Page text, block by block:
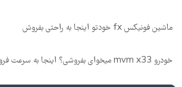
ماشین فونیکس fx خودتو اینجا به راحتی بفروش
خودرو mvm x33 میخوای بفروشی؟ اینجا به سرعت فروش میره